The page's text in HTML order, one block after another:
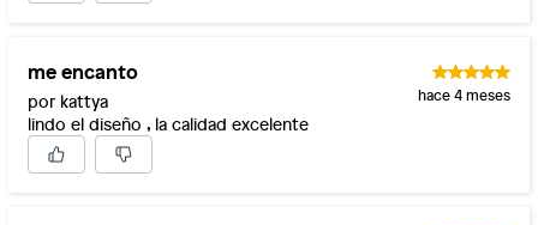
me encanto
por kattya hace 4 meses
lindo el diseño , la calidad excelente